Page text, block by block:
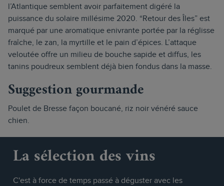
l’Atlantique semblent avoir parfaitement digéré la
puissance du solaire millésime 2020. “Retour des Îles” est
marqué par une aromatique enivrante portée par la réglisse
fraîche, le zan, la myrtille et le pain d’épices. L’attaque
veloutée offre un milieu de bouche sapide et diffus, les
tanins poudreux semblent déjà bien fondus dans la masse.
Suggestion gourmande
Poulet de Bresse façon boucané, riz noir vénéré sauce
chien.
La sélection des vins
C'est à force de temps passé à déguster avec les